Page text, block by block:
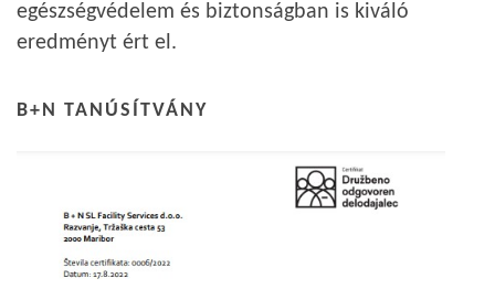
egészségvédelem és biztonságban is kiváló
eredményt ért el.
B+N TANÚSÍTVÁNY